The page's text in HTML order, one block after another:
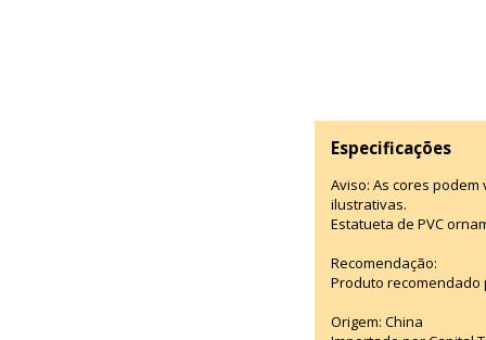
Especificações
Aviso: As cores
ilustrativas.
Estatueta de PVC
Recomendação:
Produto recomendado
Origem: China